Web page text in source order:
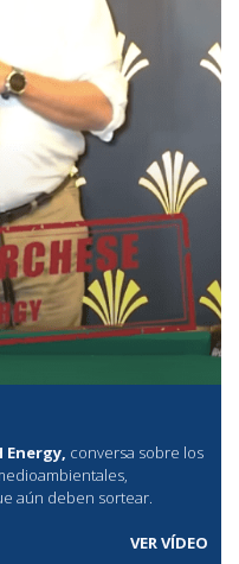
conversa sobre los
aún deben sortear.
VER VÍDEO